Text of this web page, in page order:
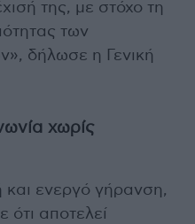
της, με στόχο τη
των
δήλωσε η Γενική
χωρίς
ενεργό γήρανση,
ότι αποτελεί